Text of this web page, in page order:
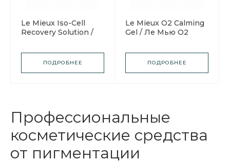
Le Mieux Iso-Cell
Recovery Solution /
восстановитель
ПОДРОБНЕЕ
Le Mieux O2 Calming
Gel / Ле Мью О2
гель
ПОДРОБНЕЕ
Профессиональные
косметические средства
от пигментации